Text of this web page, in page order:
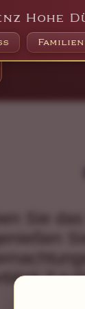
Hohe
genießen
2 x